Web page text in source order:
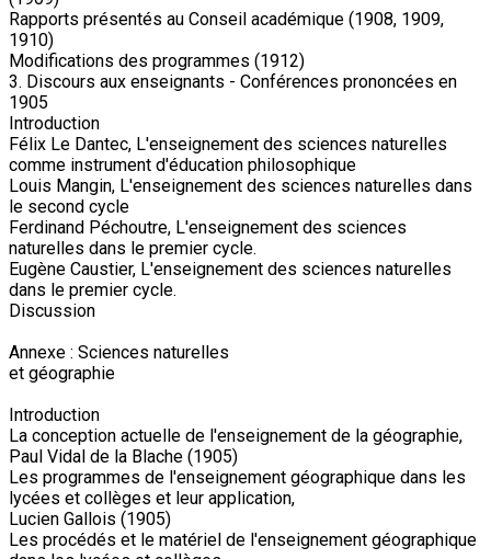
Rapports présentés au Conseil académique (1908, 1909,
1910)
Modifications des programmes (1912)
3. Discours aux enseignants - Conférences prononcées en
1905
Introduction
Félix Le Dantec, L'enseignement des sciences naturelles
comme instrument d'éducation philosophique
Louis Mangin, L'enseignement des sciences naturelles dans
le second cycle
Ferdinand Péchoutre, L'enseignement des sciences
naturelles dans le premier cycle.
Eugène Caustier, L'enseignement des sciences naturelles
dans le premier cycle.
Discussion
Annexe : Sciences naturelles
et géographie
Introduction
La conception actuelle de l'enseignement de la géographie,
Paul Vidal de la Blache (1905)
Les programmes de l'enseignement géographique dans les
lycées et collèges et leur application,
Lucien Gallois (1905)
Les procédés et le matériel de l'enseignement géographique